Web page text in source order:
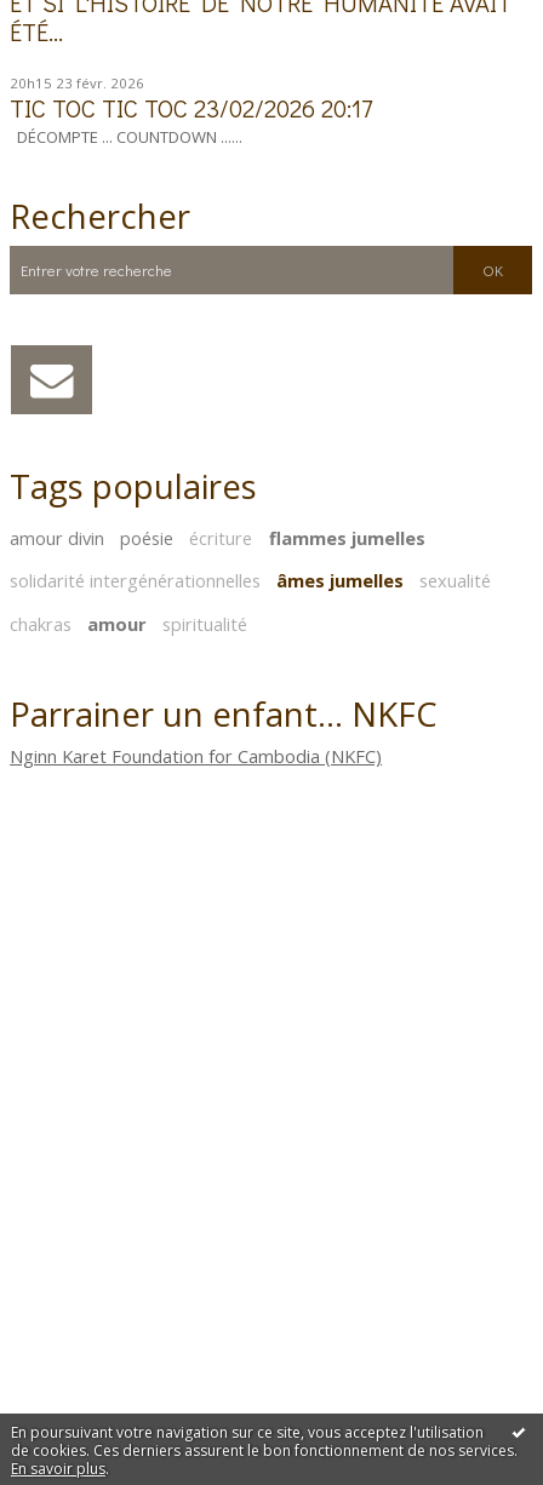
En poursuivant votre navigation sur ce site, vous acceptez l'utilisation
de cookies. Ces derniers assurent le bon fonctionnement de nos services.
En savoir plus.
ÉTÉ...
20h15 23 févr. 2026
TIC TOC TIC TOC 23/02/2026 20:17
DÉCOMPTE ... COUNTDOWN ......
Rechercher
Tags populaires
amour divin poésie écriture
flammes jumelles
solidarité intergénérationnelles
âmes jumelles
sexualité
chakras
amour spiritualité
Parrainer un enfant... NKFC
Nginn Karet Foundation for Cambodia (NKFC)